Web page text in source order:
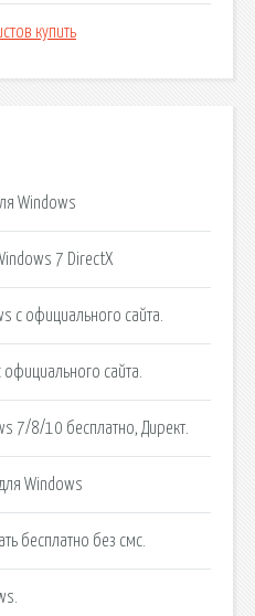
купить
Windows
7 DirectX
с официального сайта.
официального сайта.
7/8/10 бесплатно, Директ.
Windows
бесплатно без смс.